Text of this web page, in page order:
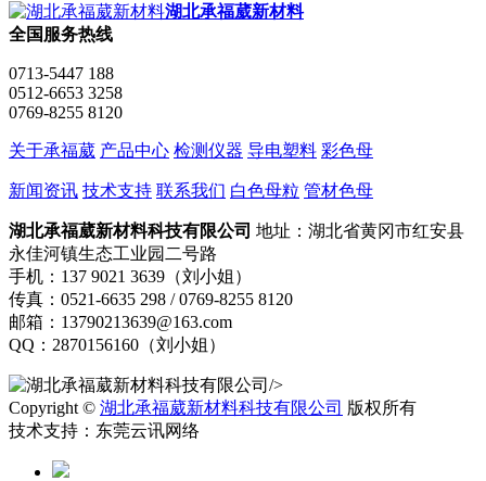
湖北承福葳新材料
全国服务热线
0713-5447 188
0512-6653 3258
0769-8255 8120
关于承福葳 产品中心 检测仪器 导电塑料 彩色母
新闻资讯 技术支持 联系我们 白色母粒 管材色母
湖北承福葳新材料科技有限公司 地址：湖北省黄冈市红安县
永佳河镇生态工业园二号路
手机：137 9021 3639（刘小姐）
传真：0521-6635 298 / 0769-8255 8120
邮箱：13790213639@163.com
QQ：2870156160（刘小姐）
/>
Copyright © 湖北承福葳新材料科技有限公司 版权所有
技术支持：东莞云讯网络